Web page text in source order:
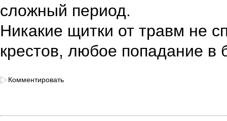
сложный период.
Никакие щитки от травм не
крестов, любое попадание в
Комментировать